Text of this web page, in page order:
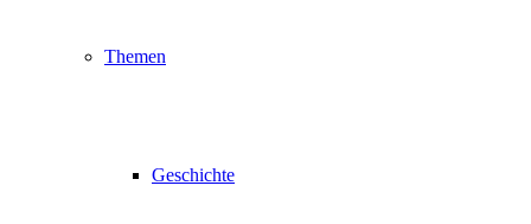
Themen
Geschichte